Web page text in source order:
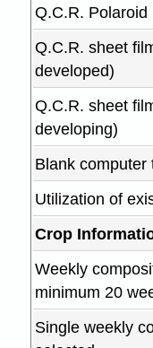
Q.C.R. Polaroid
Q.C.R. sheet
developed)
Q.C.R. sheet
developing)
Blank computer
Utilization of
Crop
Weekly
minimum 20
Single weekly